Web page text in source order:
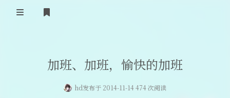
Our Love Story
免费提供二级域名
登录加班、加班，愉快的加班
hd发布于 2014-11-14 474 次阅读